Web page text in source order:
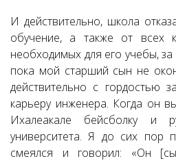
И действительно, школа
обучение, а также от всех
необходимых для его учебы,
пока мой старший сын не
действительно с гордостью
карьеру инженера. Когда он
Ихалеакале бейсболку и
университета. Я до сих пор
смеялся и говорил: «Он